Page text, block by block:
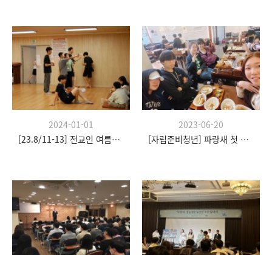
2024-01-01
[23.8/11-13] 전교인 여름수련회
2023-06-20
[자립준비청년] 파랑새 첫 모임